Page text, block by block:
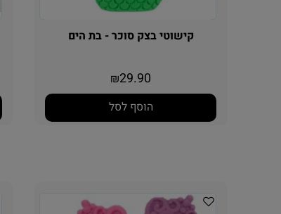
קישוטי בצק סוכר - בת הים
₪29.90
הוסף לסל